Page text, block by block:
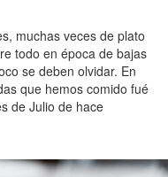
muchas veces de plato
todo en época de bajas
se deben olvidar. En
que hemos comido fué
de Julio de hace